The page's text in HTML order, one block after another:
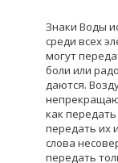
Знаки Воды
среди всех
могут
боли или
даются.
как
передать их
слова
передать